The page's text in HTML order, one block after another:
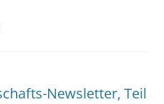
Newsletter, Teil